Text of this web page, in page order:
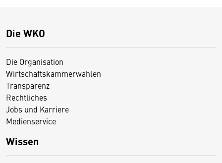
Die WKO
Die Organisation
Wirtschaftskammerwahlen
Transparenz
Rechtliches
Jobs und Karriere
Medienservice
Wissen